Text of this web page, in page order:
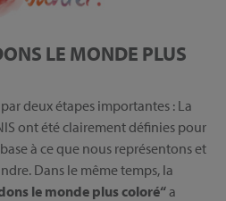
LE MONDE PLUS
deux étapes importantes : La
ont été clairement définies pour
à ce que nous représentons et
Dans le même temps, la
le monde plus coloré“a